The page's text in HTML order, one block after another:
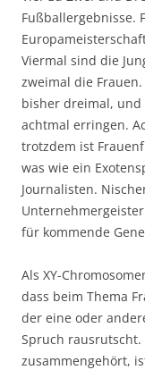
Fußballergebnisse.
Viermal sind die
zweimal die
bisher dreimal, und
achtmal erringen.
trotzdem ist
was wie ein
Journalisten.
für kommende
Als XY-
dass beim Thema
der eine oder
Spruch rausrutscht.
zusammengehört,